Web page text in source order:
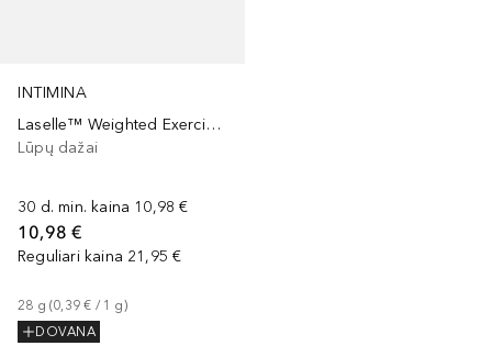
INTIMINA
Laselle™ Weighted Exerciser - 28g
Lūpų dažai
30 d. min. kaina 10,98 €
10,98 €
Reguliari kaina 21,95 €
28 g (0,39 € / 1 g)
DOVANA